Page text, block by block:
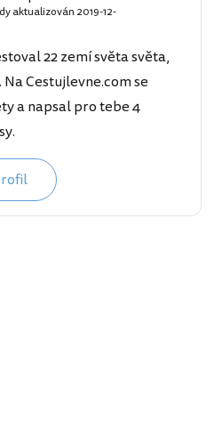
aktualizován 2019-12-
22 zemí světa světa,
Cestujlevne.com se
a napsal pro tebe 4